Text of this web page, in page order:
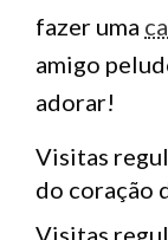
fazer uma
amigo
adorar!
Visitas
do coração
Visitas